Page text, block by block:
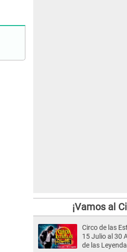
¡Vamos al
Circo de las
15 Julio al 30
de las